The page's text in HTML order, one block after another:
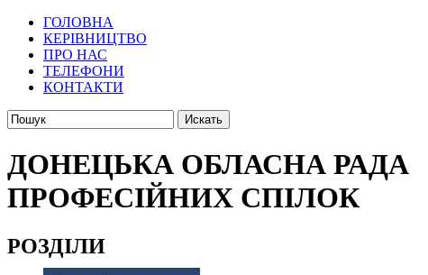
ГОЛОВНА
КЕРІВНИЦТВО
ПРО НАС
ТЕЛЕФОНИ
КОНТАКТИ
ДОНЕЦЬКА ОБЛАСНА РАДА
ПРОФЕСІЙНИХ СПІЛОК
РОЗДІЛИ